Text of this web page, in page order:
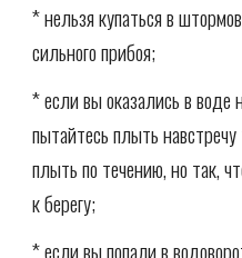
* нельзя купаться в
сильного прибоя;
* если вы оказались в воде
пытайтесь плыть
плыть по течению, но так,
к берегу;
* если вы попали в